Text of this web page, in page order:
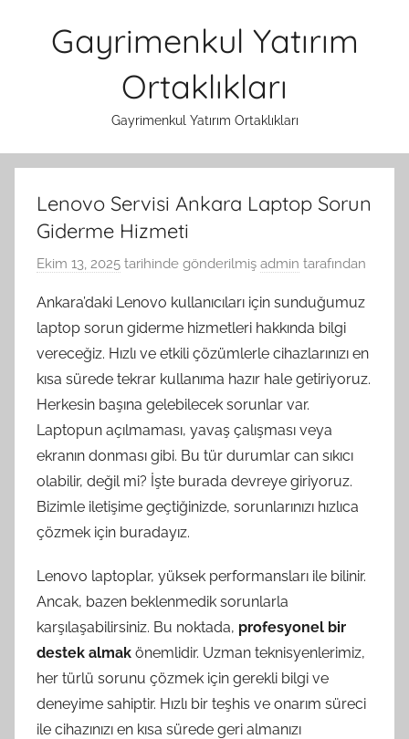
Gayrimenkul Yatırım
Ortaklıkları
Gayrimenkul Yatırım Ortaklıkları
Lenovo Servisi Ankara Laptop Sorun
Giderme Hizmeti
Ekim 13, 2025 tarihinde gönderilmiş admin tarafından
Ankara’daki Lenovo kullanıcıları için sunduğumuz
laptop sorun giderme hizmetleri hakkında bilgi
vereceğiz. Hızlı ve etkili çözümlerle cihazlarınızı en
kısa sürede tekrar kullanıma hazır hale getiriyoruz.
Herkesin başına gelebilecek sorunlar var.
Laptopun açılmaması, yavaş çalışması veya
ekranın donması gibi. Bu tür durumlar can sıkıcı
olabilir, değil mi? İşte burada devreye giriyoruz.
Bizimle iletişime geçtiğinizde, sorunlarınızı hızlıca
çözmek için buradayız.
Lenovo laptoplar, yüksek performansları ile bilinir.
Ancak, bazen beklenmedik sorunlarla
karşılaşabilirsiniz. Bu noktada, profesyonel bir
destek almak önemlidir. Uzman teknisyenlerimiz,
her türlü sorunu çözmek için gerekli bilgi ve
deneyime sahiptir. Hızlı bir teşhis ve onarım süreci
ile cihazınızı en kısa sürede geri almanızı